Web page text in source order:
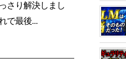
さり解決しまし
で最後...